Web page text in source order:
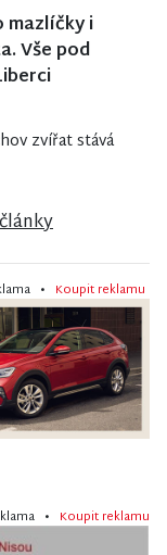
mazlíčky i
Vše pod
zvířat stává
• Koupit reklamu
• Koupit reklamu